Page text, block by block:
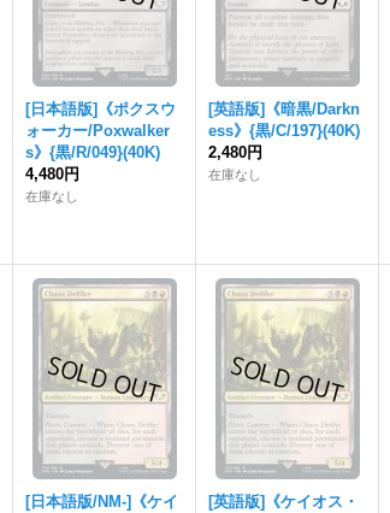
[日本語版]《ポクスウ
ォーカー/Poxwalker
s》{黒/R/049}(40K)
4,480円
在庫なし
[英語版]《暗黒/Darkn
ess》{黒/C/197}(40K)
2,480円
在庫なし
[日本語版/NM-]《ケイ
[英語版]《ケイオス・